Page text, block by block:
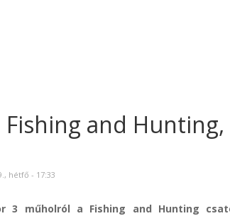
Fishing and
hétfő - 17:33
3 műholról a Fishing and Hunting